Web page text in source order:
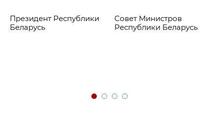
Президент Республики
Беларусь
Совет Министров
Республики Беларусь